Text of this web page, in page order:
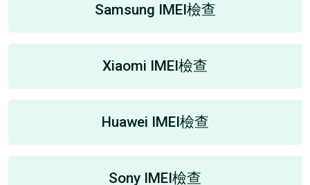
Samsung IMEI檢查
Xiaomi IMEI檢查
Huawei IMEI檢查
Sony IMEI檢查